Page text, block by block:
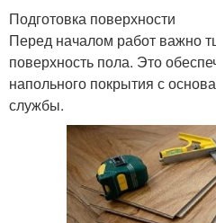
Подготовка поверхности
Перед началом работ важно
поверхность пола. Это
напольного покрытия с
службы.